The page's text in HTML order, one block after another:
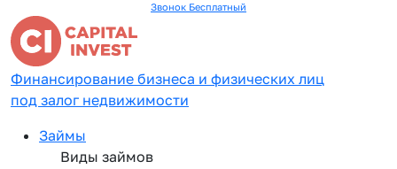
Звонок Бесплатный
Финансирование бизнеса и физических лиц
под залог недвижимости
Займы
Виды займов